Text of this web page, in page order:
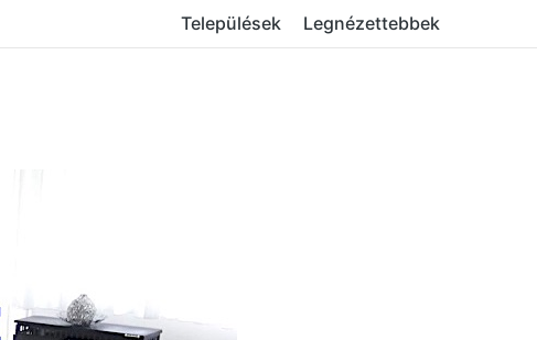
Települések Legnézettebbek